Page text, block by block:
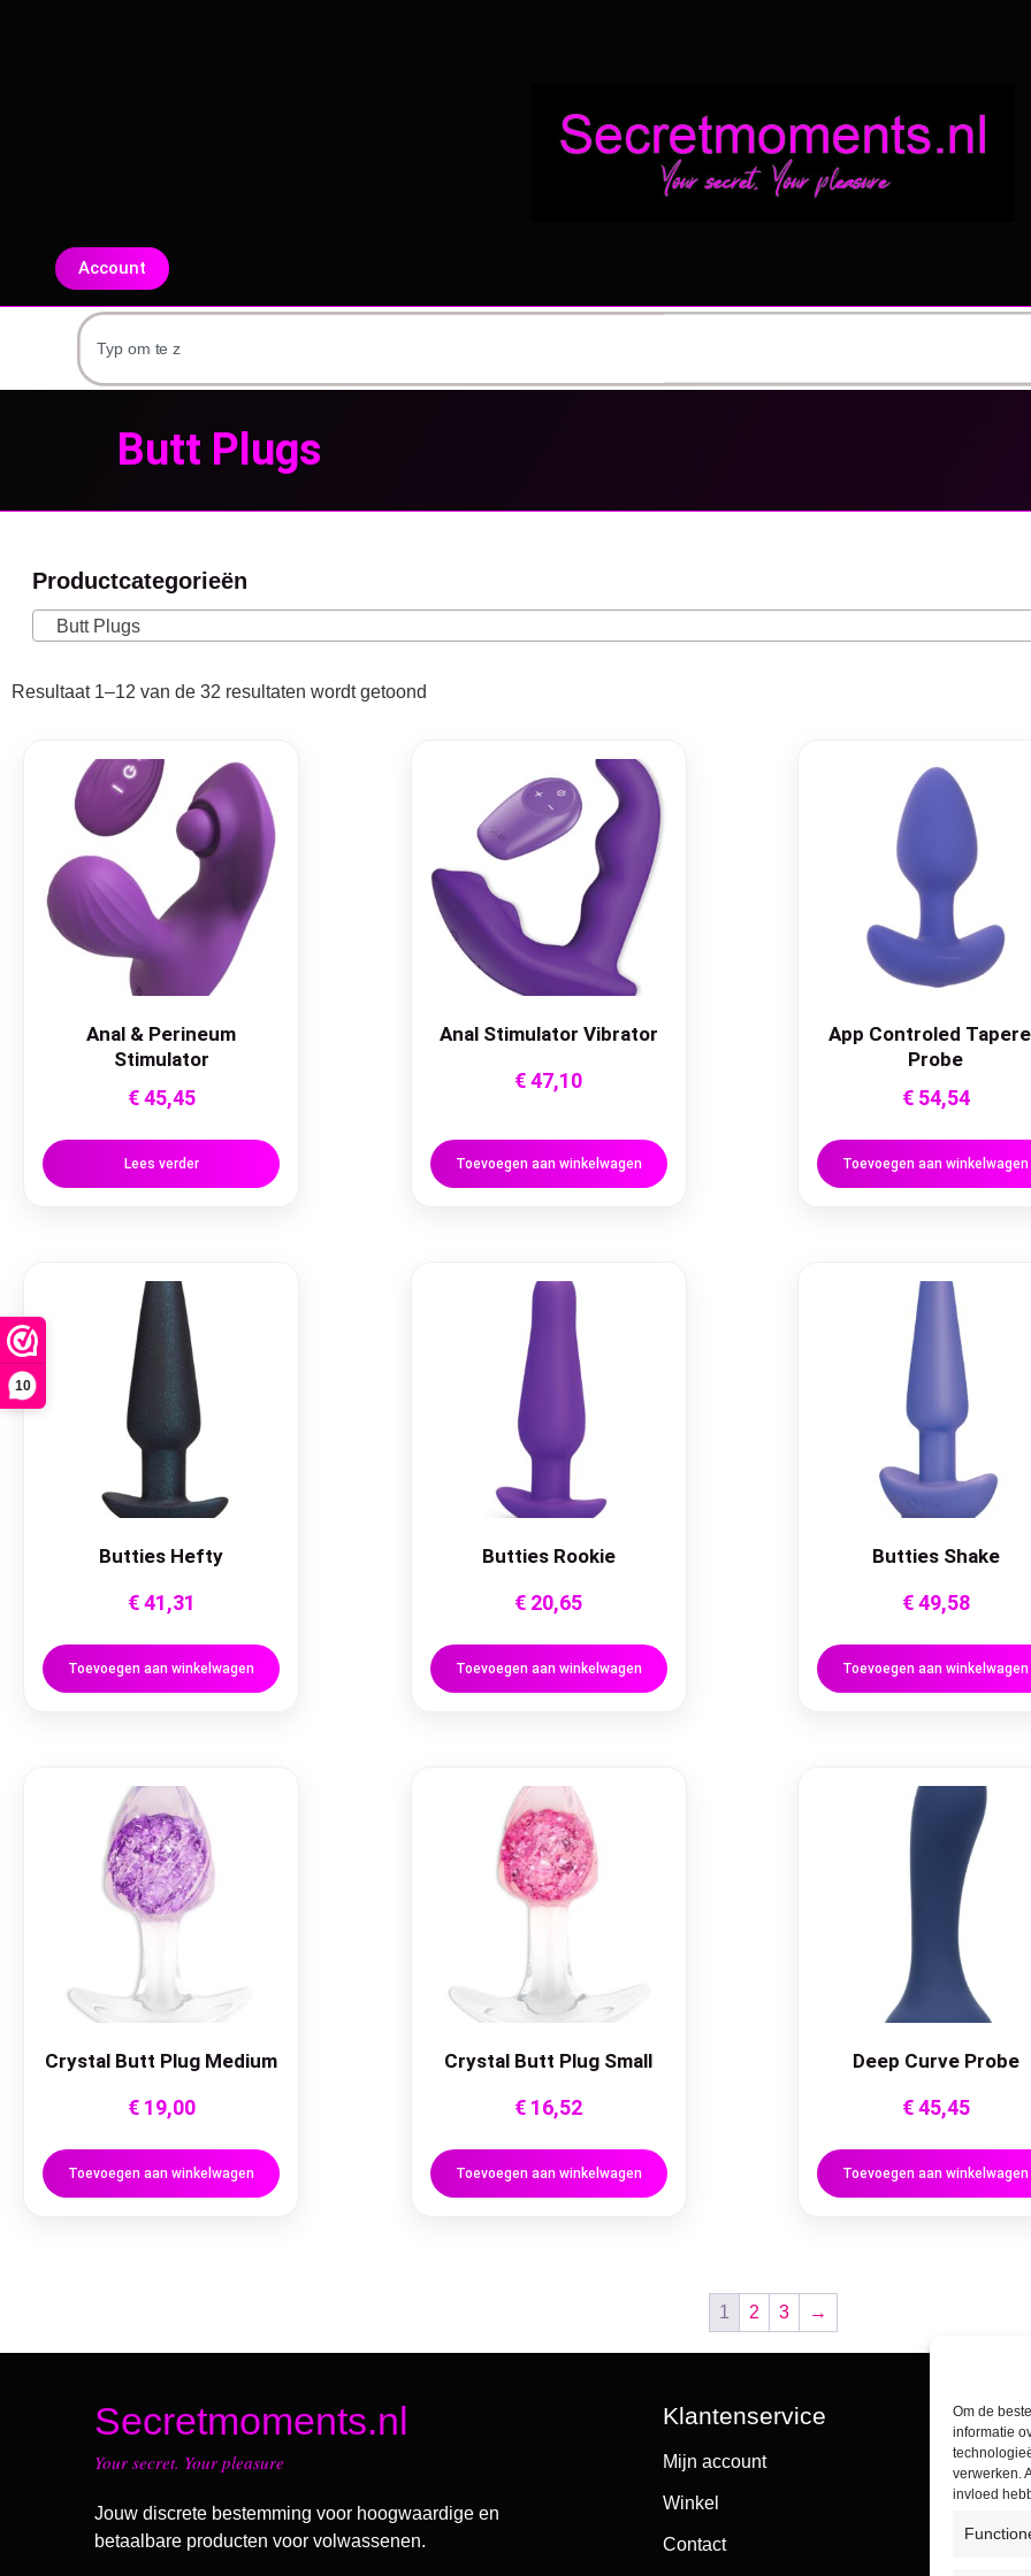
10
Om de
informatie
verwerken.
invloed
Account
Butt Plugs
Productcategorieën
Butt Plugs
Resultaat 1–12 van de 32 resultaten wordt getoond
Anal & Perineum
Stimulator
€45,45
Lees verder
Anal Stimulator Vibrator
€47,10
Toevoegen aan winkelwagen
App Controled
Probe
€54,54
Toevoegen aan winkelwagen
Butties Hefty
€41,31
Toevoegen aan winkelwagen
Butties Rookie
€ 20,65
Toevoegen aan winkelwagen
Butties Shake
€49,58
Toevoegen aan winkelwagen
Crystal Butt Plug Medium
€19,00
Toevoegen aan winkelwagen
Crystal Butt Plug Small
€ 16,52
Toevoegen aan winkelwagen
Deep Curve Probe
€45,45
Toevoegen aan winkelwagen
1 2 3 →
Secretmoments.nl
Your secret. Your pleasure
Jouw discrete bestemming voor hoogwaardige en
betaalbare producten voor volwassenen.
Klantenservice
Mijn account
Winkel
Contact